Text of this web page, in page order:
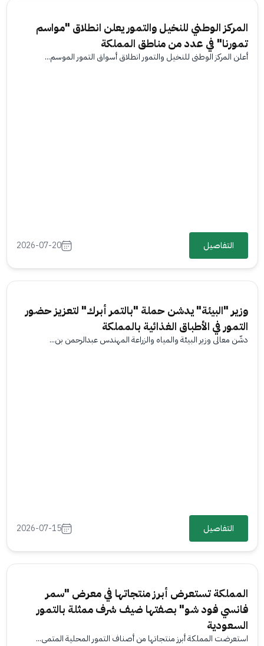
المركز الوطني للنخيل والتمور يعلن انطلاق "مواسم
تمورنا" في عدد من مناطق المملكة
أعلن المركز الوطني للنخيل والتمور انطلاق أسواق التمور الموسم...
التفاصيل 2026-07-20
وزير "البيئة" يدشن حملة "بالتمر أبرك" لتعزيز حضور
التمور في الأطباق الغذائية بالمملكة
دشّن معالي وزير البيئة والمياه والزراعة المهندس عبدالرحمن بن...
التفاصيل 2026-07-15
المملكة تستعرض أبرز منتجاتها في معرض "سمر
فانسي فود شو" بصفتها ضيف شرف ممثلة بالتمور
السعودية
استعرضت المملكة أبرز منتجاتها من أصناف التمور المحلية المتمي...